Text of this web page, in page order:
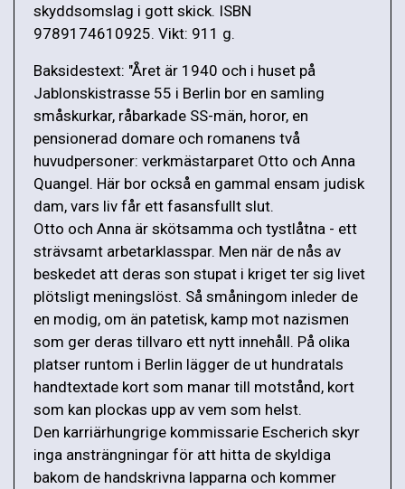
skyddsomslag i gott skick. ISBN
9789174610925. Vikt: 911 g.
Baksidestext: "Året är 1940 och i huset på
Jablonskistrasse 55 i Berlin bor en samling
småskurkar, råbarkade SS-män, horor, en
pensionerad domare och romanens två
huvudpersoner: verkmästarparet Otto och Anna
Quangel. Här bor också en gammal ensam judisk
dam, vars liv får ett fasansfullt slut.
Otto och Anna är skötsamma och tystlåtna - ett
strävsamt arbetarklasspar. Men när de nås av
beskedet att deras son stupat i kriget ter sig livet
plötsligt meningslöst. Så småningom inleder de
en modig, om än patetisk, kamp mot nazismen
som ger deras tillvaro ett nytt innehåll. På olika
platser runtom i Berlin lägger de ut hundratals
handtextade kort som manar till motstånd, kort
som kan plockas upp av vem som helst.
Den karriärhungrige kommissarie Escherich skyr
inga ansträngningar för att hitta de skyldiga
bakom de handskrivna lapparna och kommer